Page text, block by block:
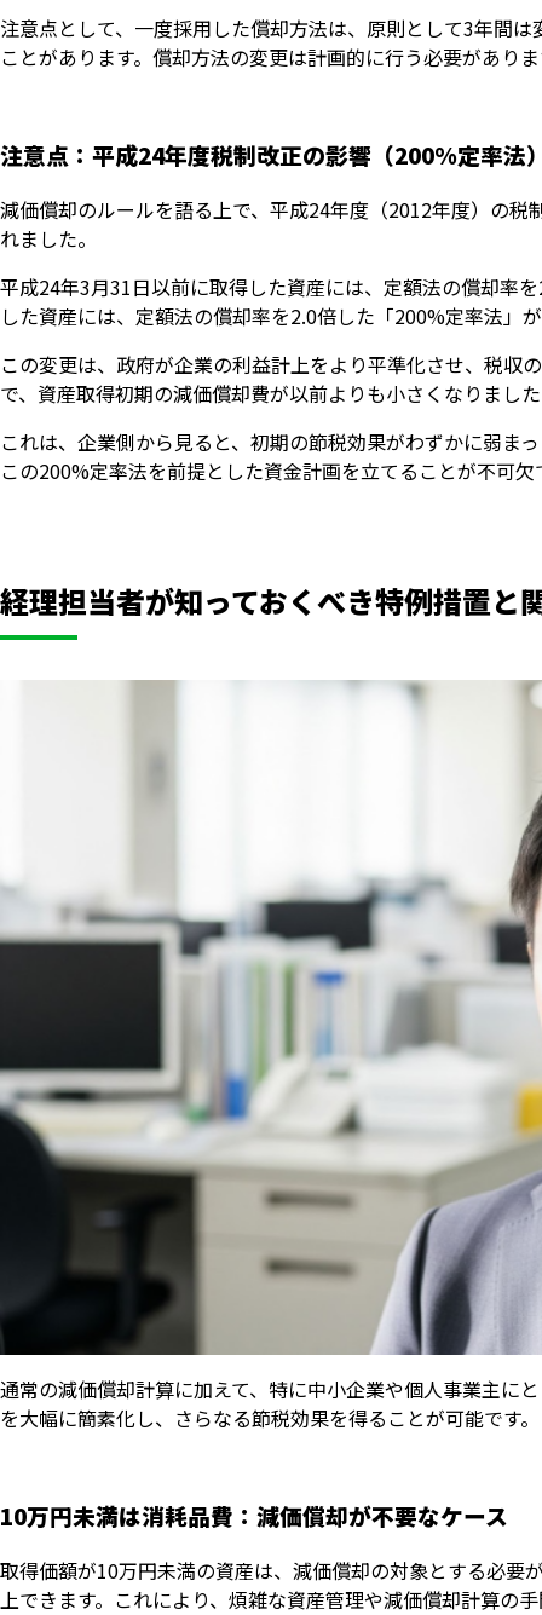
注意点として、一度採用した償却方法は、原則として3年間
ことがあります。償却方法の変更は計画的に行う必要があり
注意点：平成24年度税制改正の影響（200%定率法
減価償却のルールを語る上で、平成24年度（2012年度）の
れました。
平成24年3月31日以前に取得した資産には、定額法の償却率
した資産には、定額法の償却率を2.0倍した「200%定率法」
この変更は、政府が企業の利益計上をより平準化させ、税収
で、資産取得初期の減価償却費が以前よりも小さくなりまし
これは、企業側から見ると、初期の節税効果がわずかに弱ま
この200%定率法を前提とした資金計画を立てることが不可欠
経理担当者が知っておくべき特例措置と
通常の減価償却計算に加えて、特に中小企業や個人事業主に
を大幅に簡素化し、さらなる節税効果を得ることが可能です。
10万円未満は消耗品費：減価償却が不要なケース
取得価額が10万円未満の資産は、減価償却の対象とする必
上できます。これにより、煩雑な資産管理や減価償却計算の